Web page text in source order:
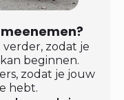
verder, zodat je
beginnen.
zodat je jouw
hebt.